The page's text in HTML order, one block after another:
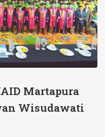
Martapura
Wisudawati